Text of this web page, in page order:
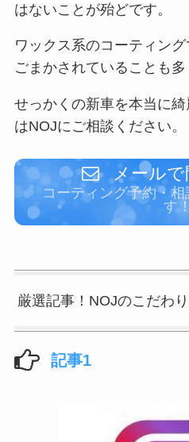
はないことが殆どです。
ワックス系のコーティン
ごまかされていることも多
せっかくの新車を本当に
はNOJにご相談ください。
メールで
コーティング予約・
す！
厳選記事！NOJのこだわり
記事1